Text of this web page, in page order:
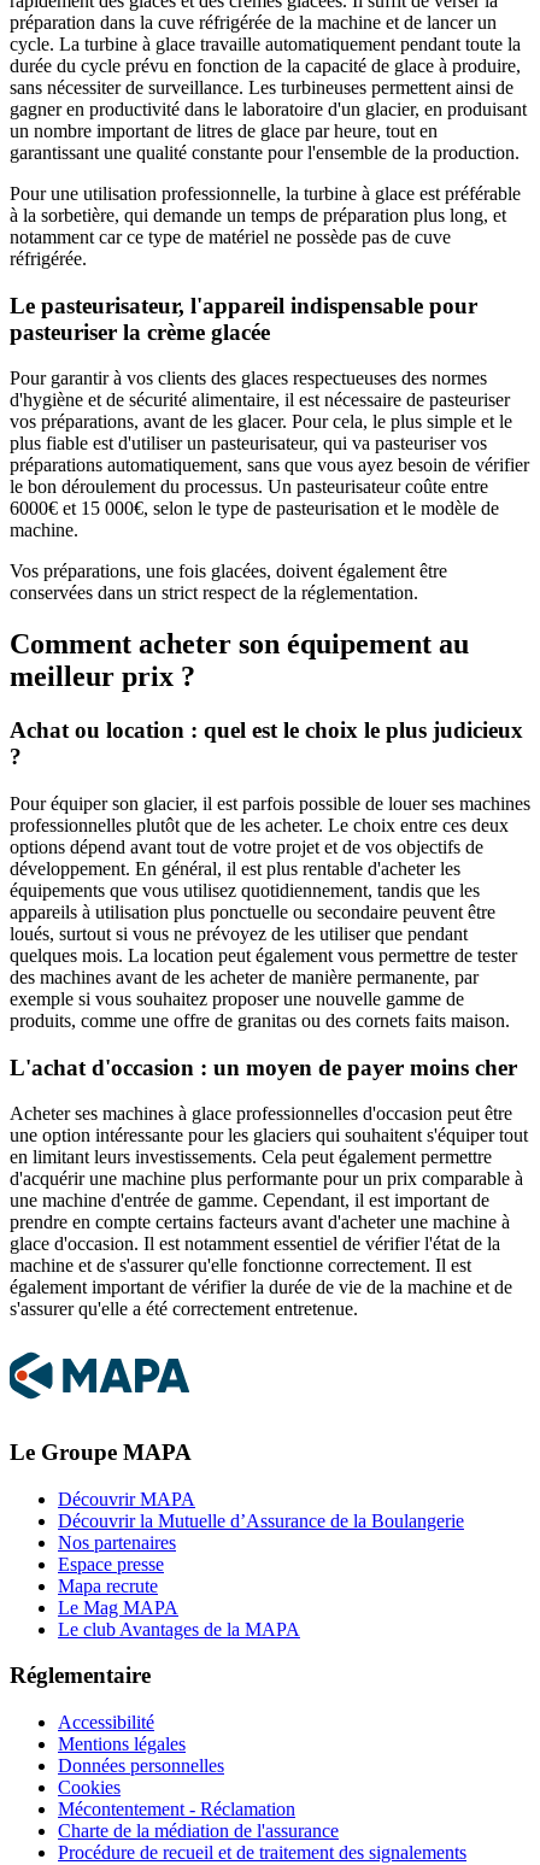
préparation dans la cuve réfrigérée de la machine et de lancer un
cycle. La turbine à glace travaille automatiquement pendant toute la
durée du cycle prévu en fonction de la capacité de glace à produire,
sans nécessiter de surveillance. Les turbineuses permettent ainsi de
gagner en productivité dans le laboratoire d'un glacier, en produisant
un nombre important de litres de glace par heure, tout en
garantissant une qualité constante pour l'ensemble de la production.
Pour une utilisation professionnelle, la turbine à glace est préférable
à la sorbetière, qui demande un temps de préparation plus long, et
notamment car ce type de matériel ne possède pas de cuve
réfrigérée.
Le pasteurisateur, l'appareil indispensable pour
pasteuriser la crème glacée
Pour garantir à vos clients des glaces respectueuses des normes
d'hygiène et de sécurité alimentaire, il est nécessaire de pasteuriser
vos préparations, avant de les glacer. Pour cela, le plus simple et le
plus fiable est d'utiliser un pasteurisateur, qui va pasteuriser vos
préparations automatiquement, sans que vous ayez besoin de vérifier
le bon déroulement du processus. Un pasteurisateur coûte entre
6000€ et 15 000€, selon le type de pasteurisation et le modèle de
machine.
Vos préparations, une fois glacées, doivent également être
conservées dans un strict respect de la réglementation.
Comment acheter son équipement au
meilleur prix ?
Achat ou location : quel est le choix le plus judicieux
?
Pour équiper son glacier, il est parfois possible de louer ses machines
professionnelles plutôt que de les acheter. Le choix entre ces deux
options dépend avant tout de votre projet et de vos objectifs de
développement. En général, il est plus rentable d'acheter les
équipements que vous utilisez quotidiennement, tandis que les
appareils à utilisation plus ponctuelle ou secondaire peuvent être
loués, surtout si vous ne prévoyez de les utiliser que pendant
quelques mois. La location peut également vous permettre de tester
des machines avant de les acheter de manière permanente, par
exemple si vous souhaitez proposer une nouvelle gamme de
produits, comme une offre de granitas ou des cornets faits maison.
L'achat d'occasion : un moyen de payer moins cher
Acheter ses machines à glace professionnelles d'occasion peut être
une option intéressante pour les glaciers qui souhaitent s'équiper tout
en limitant leurs investissements. Cela peut également permettre
d'acquérir une machine plus performante pour un prix comparable à
une machine d'entrée de gamme. Cependant, il est important de
prendre en compte certains facteurs avant d'acheter une machine à
glace d'occasion. Il est notamment essentiel de vérifier l'état de la
machine et de s'assurer qu'elle fonctionne correctement. Il est
également important de vérifier la durée de vie de la machine et de
s'assurer qu'elle a été correctement entretenue.
Le Groupe MAPA
Découvrir MAPA
Découvrir la Mutuelle d’Assurance de la Boulangerie
Nos partenaires
Espace presse
Mapa recrute
Le Mag MAPA
Le club Avantages de la MAPA
Réglementaire
Accessibilité
Mentions légales
Données personnelles
Cookies
Mécontentement - Réclamation
Charte de la médiation de l'assurance
Procédure de recueil et de traitement des signalements